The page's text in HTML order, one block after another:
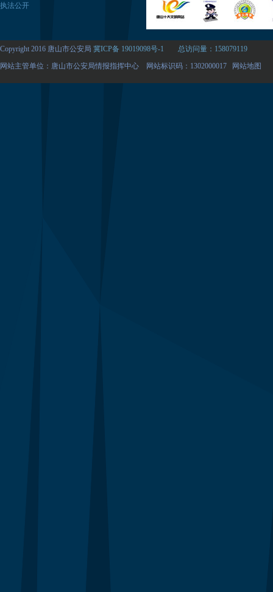
执法公开
Copyright 2016 唐山市公安局 冀ICP备 19019098号-1
总访问量：158079119
网站主管单位：唐山市公安局情报指挥中心 网站标识码：1302000017 网站地图